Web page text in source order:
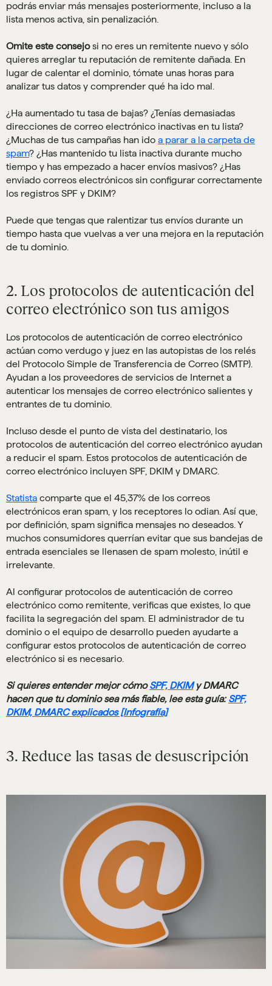
podrás enviar más mensajes posteriormente, incluso a la
lista menos activa, sin penalización.
Omite este consejosi no eres un remitente nuevo y sólo
quieres arreglar tu reputación de remitente dañada. En
lugar de calentar el dominio, tómate unas horas para
analizar tus datos y comprender qué ha ido mal.
¿Ha aumentado tu tasa de bajas? ¿Tenías demasiadas
direcciones de correo electrónico inactivas en tu lista?
¿Muchas de tus campañas han ido a parar a la carpeta de
spam? ¿Has mantenido tu lista inactiva durante mucho
tiempo y has empezado a hacer envíos masivos? ¿Has
enviado correos electrónicos sin configurar correctamente
los registros SPF y DKIM?
Puede que tengas que ralentizar tus envíos durante un
tiempo hasta que vuelvas a ver una mejora en la reputación
de tu dominio.
2. Los protocolos de autenticación del
correo electrónico son tus amigos
Los protocolos de autenticación de correo electrónico
actúan como verdugo y juez en las autopistas de los relés
del Protocolo Simple de Transferencia de Correo (SMTP).
Ayudan a los proveedores de servicios de Internet a
autenticar los mensajes de correo electrónico salientes y
entrantes de tu dominio.
Incluso desde el punto de vista del destinatario, los
protocolos de autenticación del correo electrónico ayudan
a reducir el spam. Estos protocolos de autenticación de
correo electrónico incluyen SPF, DKIM y DMARC.
Statista comparte que el 45,37% de los correos
electrónicos eran spam, y los receptores lo odian. Así que,
por definición, spam significa mensajes no deseados. Y
muchos consumidores querrían evitar que sus bandejas de
entrada esenciales se llenasen de spam molesto, inútil e
irrelevante.
Al configurar protocolos de autenticación de correo
electrónico como remitente, verificas que existes, lo que
facilita la segregación del spam. El administrador de tu
dominio o el equipo de desarrollo pueden ayudarte a
configurar estos protocolos de autenticación de correo
electrónico si es necesario.
Si quieres entender mejor cómoSPF, DKIMy DMARC
hacen que tu dominio sea más fiable, lee esta guía: SPF,
DKIM, DMARC explicados [Infografía]
3. Reduce las tasas de desuscripción